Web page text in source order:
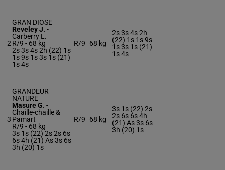
2
GRAN DIOSE
Reveley J. -
Carberry L.
R/9 - 68 kg
2s 3s 4s 2h (22) 1s
1s 9s 1s 3s 1s (21)
1s 4s
R/9 68 kg
2s 3s 4s 2h
(22) 1s 1s 9s
1s 3s 1s (21)
1s 4s
3
GRANDEUR
NATURE
Masure G. -
Chaille-chaille &
Pamart
R/9 - 68 kg
3s 1s (22) 2s 2s 6s
6s 4h (21) As 3s 6s
3h (20) 1s
R/9 68 kg
3s 1s (22) 2s
2s 6s 6s 4h
(21) As 3s 6s
3h (20) 1s